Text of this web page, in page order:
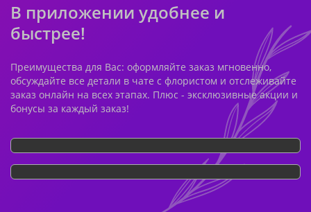
В приложении удобнее и
быстрее!
Преимущества для Вас: оформляйте заказ мгновенно,
обсуждайте все детали в чате с флористом и отслеживайте
заказ онлайн на всех этапах. Плюс - эксклюзивные акции и
бонусы за каждый заказ!